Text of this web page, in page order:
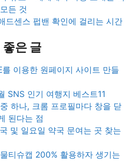
든 것
드센스 펍밴 확인에 걸리는 시간
은 글
를 이용한 원페이지 사이트 만들
SNS 인기 여행지 베스트11
하나, 크롬 프로필마다 창을 닫
된다는 점
및 일요일 약국 문여는 곳 찾는
티슈캡 200% 활용하자 생기는